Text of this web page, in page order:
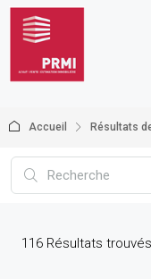
Accueil Résultats
116 Résultats trouvés